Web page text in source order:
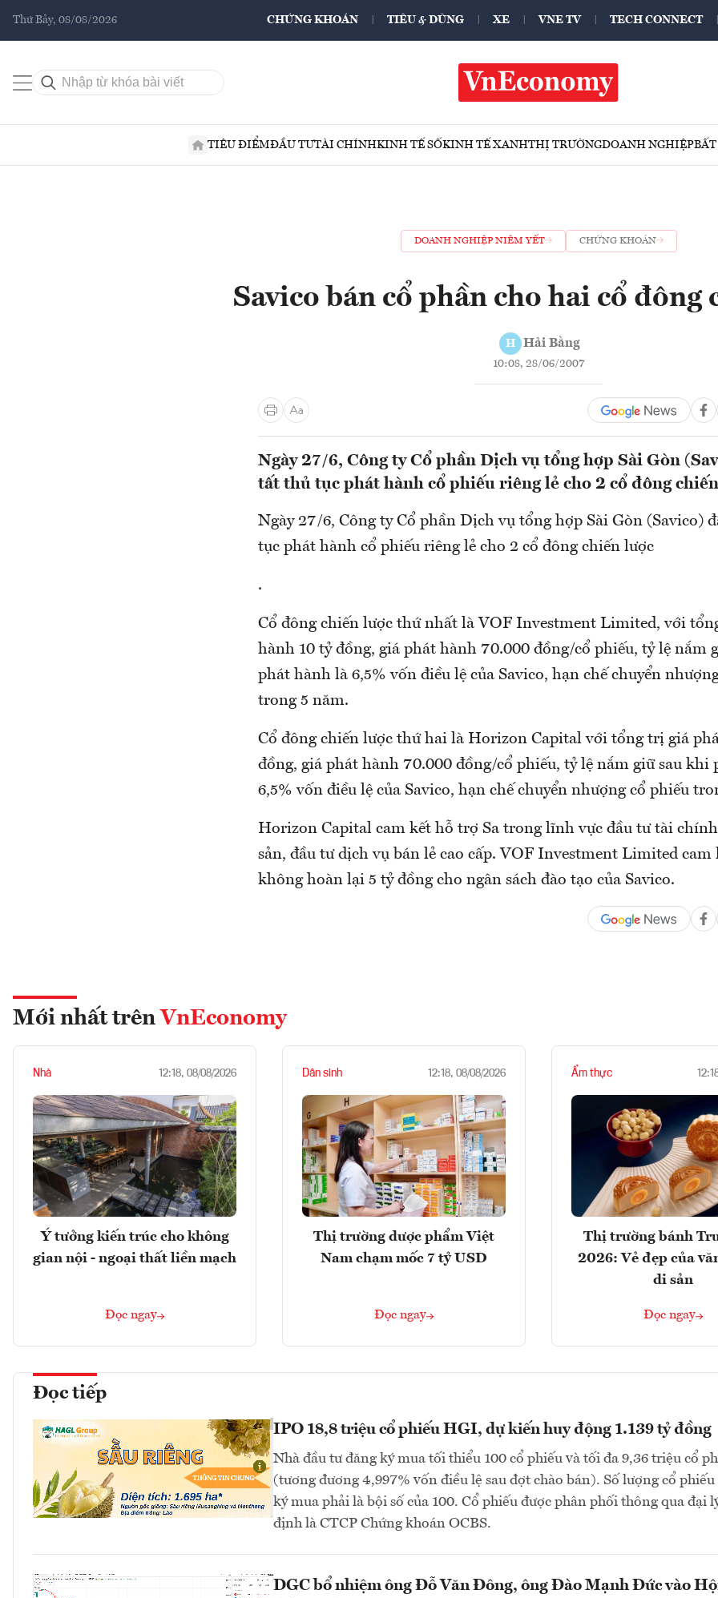
Thứ Bảy, 08/08/2026 CHỨNG KHOÁN TIÊU & DÙNG XE VNE TV TECH CONNECT
TIÊU ĐIỂMĐẦU TƯTÀI CHÍNHKINH TẾ SỐKINH TẾ XANHTHỊ TRƯỜNGDOANH NGHIỆPBẤT
DOANH NGHIỆP NIÊM YẾT CHỨNG KHOÁN
Savico bán cổ phần cho hai cổ đông
H Hải Bằng
10:08, 28/06/2007
Ngày 27/6, Công ty Cổ phần Dịch vụ tổng hợp Sài Gòn
tất thủ tục phát hành cổ phiếu riêng lẻ cho 2 cổ đông
Ngày 27/6, Công ty Cổ phần Dịch vụ tổng hợp Sài Gòn (Savico)
tục phát hành cổ phiếu riêng lẻ cho 2 cổ đông chiến lược
.
Cổ đông chiến lược thứ nhất là VOF Investment Limited, với
hành 10 tỷ đồng, giá phát hành 70.000 đồng/cổ phiếu, tỷ lệ nắm
phát hành là 6,5% vốn điều lệ của Savico, hạn chế chuyển
trong 5 năm.
Cổ đông chiến lược thứ hai là Horizon Capital với tổng trị giá
đồng, giá phát hành 70.000 đồng/cổ phiếu, tỷ lệ nắm giữ sau khi
6,5% vốn điều lệ của Savico, hạn chế chuyển nhượng cổ phiếu
Horizon Capital cam kết hỗ trợ Sa trong lĩnh vực đầu tư tài
sản, đầu tư dịch vụ bán lẻ cao cấp. VOF Investment Limited cam
không hoàn lại 5 tỷ đồng cho ngân sách đào tạo của Savico.
Mới nhất trên VnEconomy
Nhà 12:18, 08/08/2026
Ý tưởng kiến trúc cho không
gian nội - ngoại thất liền mạch
Đọc ngay
Dân sinh 12:18, 08/08/2026
Thị trường dược phẩm Việt
Nam chạm mốc 7 tỷ USD
Đọc ngay
Ẩm thực
Thị trường bánh
2026: Vẻ đẹp của
di sản
Đọc ngay
Đọc tiếp
IPO 18,8 triệu cổ phiếu HGI, dự kiến huy động 1.139 tỷ đồng
Nhà đầu tư đăng ký mua tối thiểu 100 cổ phiếu và tối đa 9,36 triệu cổ
(tương đương 4,997% vốn điều lệ sau đợt chào bán). Số lượng cổ phiếu
ký mua phải là bội số của 100. Cổ phiếu được phân phối thông qua đại
định là CTCP Chứng khoán OCBS.
DGC bổ nhiệm ông Đỗ Văn Đông, ông Đào Mạnh Đức vào